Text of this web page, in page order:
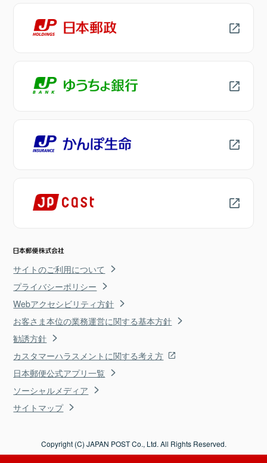
サイトのご利用について
プライバシーポリシー
Webアクセシビリティ方針
お客さま本位の業務運営に関する基本方針
勧誘方針
カスタマーハラスメントに関する考え方
日本郵便公式アプリ一覧
ソーシャルメディア
サイトマップ
Copyright (C) JAPAN POST Co., Ltd. All Rights Reserved.